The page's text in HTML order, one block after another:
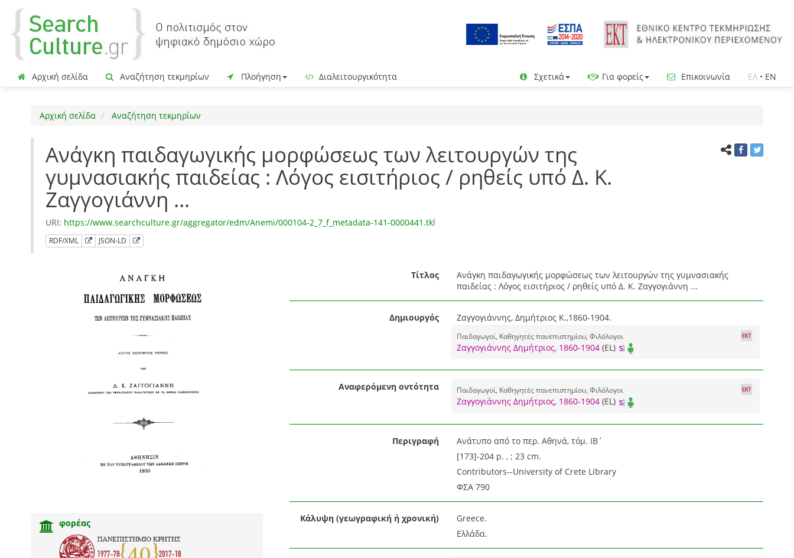
Αρχική σελίδα Αναζήτηση τεκμηρίων Πλοήγηση Διαλειτουργικότητα Σχετικά Για φορείς Επικοινωνία ΕΛ • EN
Αρχική σελίδα Αναζήτηση τεκμηρίων
Ανάγκη παιδαγωγικής μορφώσεως των λειτουργών της
γυμνασιακής παιδείας : Λόγος εισιτήριος / ρηθείς υπό Δ. Κ.
Ζαγγογιάννη ...
URI: https://www.searchculture.gr/aggregator/edm/Anemi/000104-2_7_f_metadata-141-0000441.tkl
RDF/XML JSON-LD
φορέας
Τίτλος
Ανάγκη παιδαγωγικής μορφώσεως των λειτουργών της γυμνασιακής
παιδείας : Λόγος εισιτήριος / ρηθείς υπό Δ. Κ. Ζαγγογιάννη ...
Δημιουργός Ζαγγογιάννης, Δημήτριος Κ.,1860-1904.
Παιδαγωγοί, Καθηγητές πανεπιστημίου, Φιλόλογοι
Ζαγγογιάννης Δημήτριος, 1860-1904(EL)
Αναφερόμενη οντότητα Παιδαγωγοί, Καθηγητές πανεπιστημίου, Φιλόλογοι
Ζαγγογιάννης Δημήτριος, 1860-1904(EL)
Περιγραφή
Ανάτυπο από το περ. Αθηνά, τόμ. ΙΒ΄
[173]-204 p. , ; 23 cm.
Contributors--University of Crete Library
ΦΣΑ 790
Κάλυψη (γεωγραφική ή χρονική)
Greece.
Ελλάδα.